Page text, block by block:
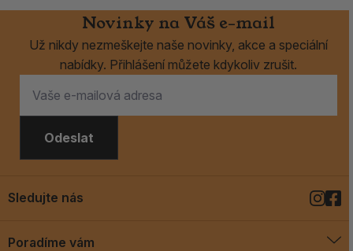
Novinky na Váš e-mail
Už nikdy nezmeškejte naše novinky, akce a speciální
nabídky. Přihlášení můžete kdykoliv zrušit.
Odeslat
Poradíme vám
Sledujte nás